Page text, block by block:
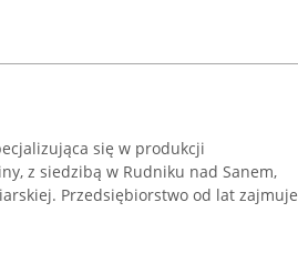
się w produkcji
z siedzibą w Rudniku nad Sanem,
Przedsiębiorstwo od lat zajmuje